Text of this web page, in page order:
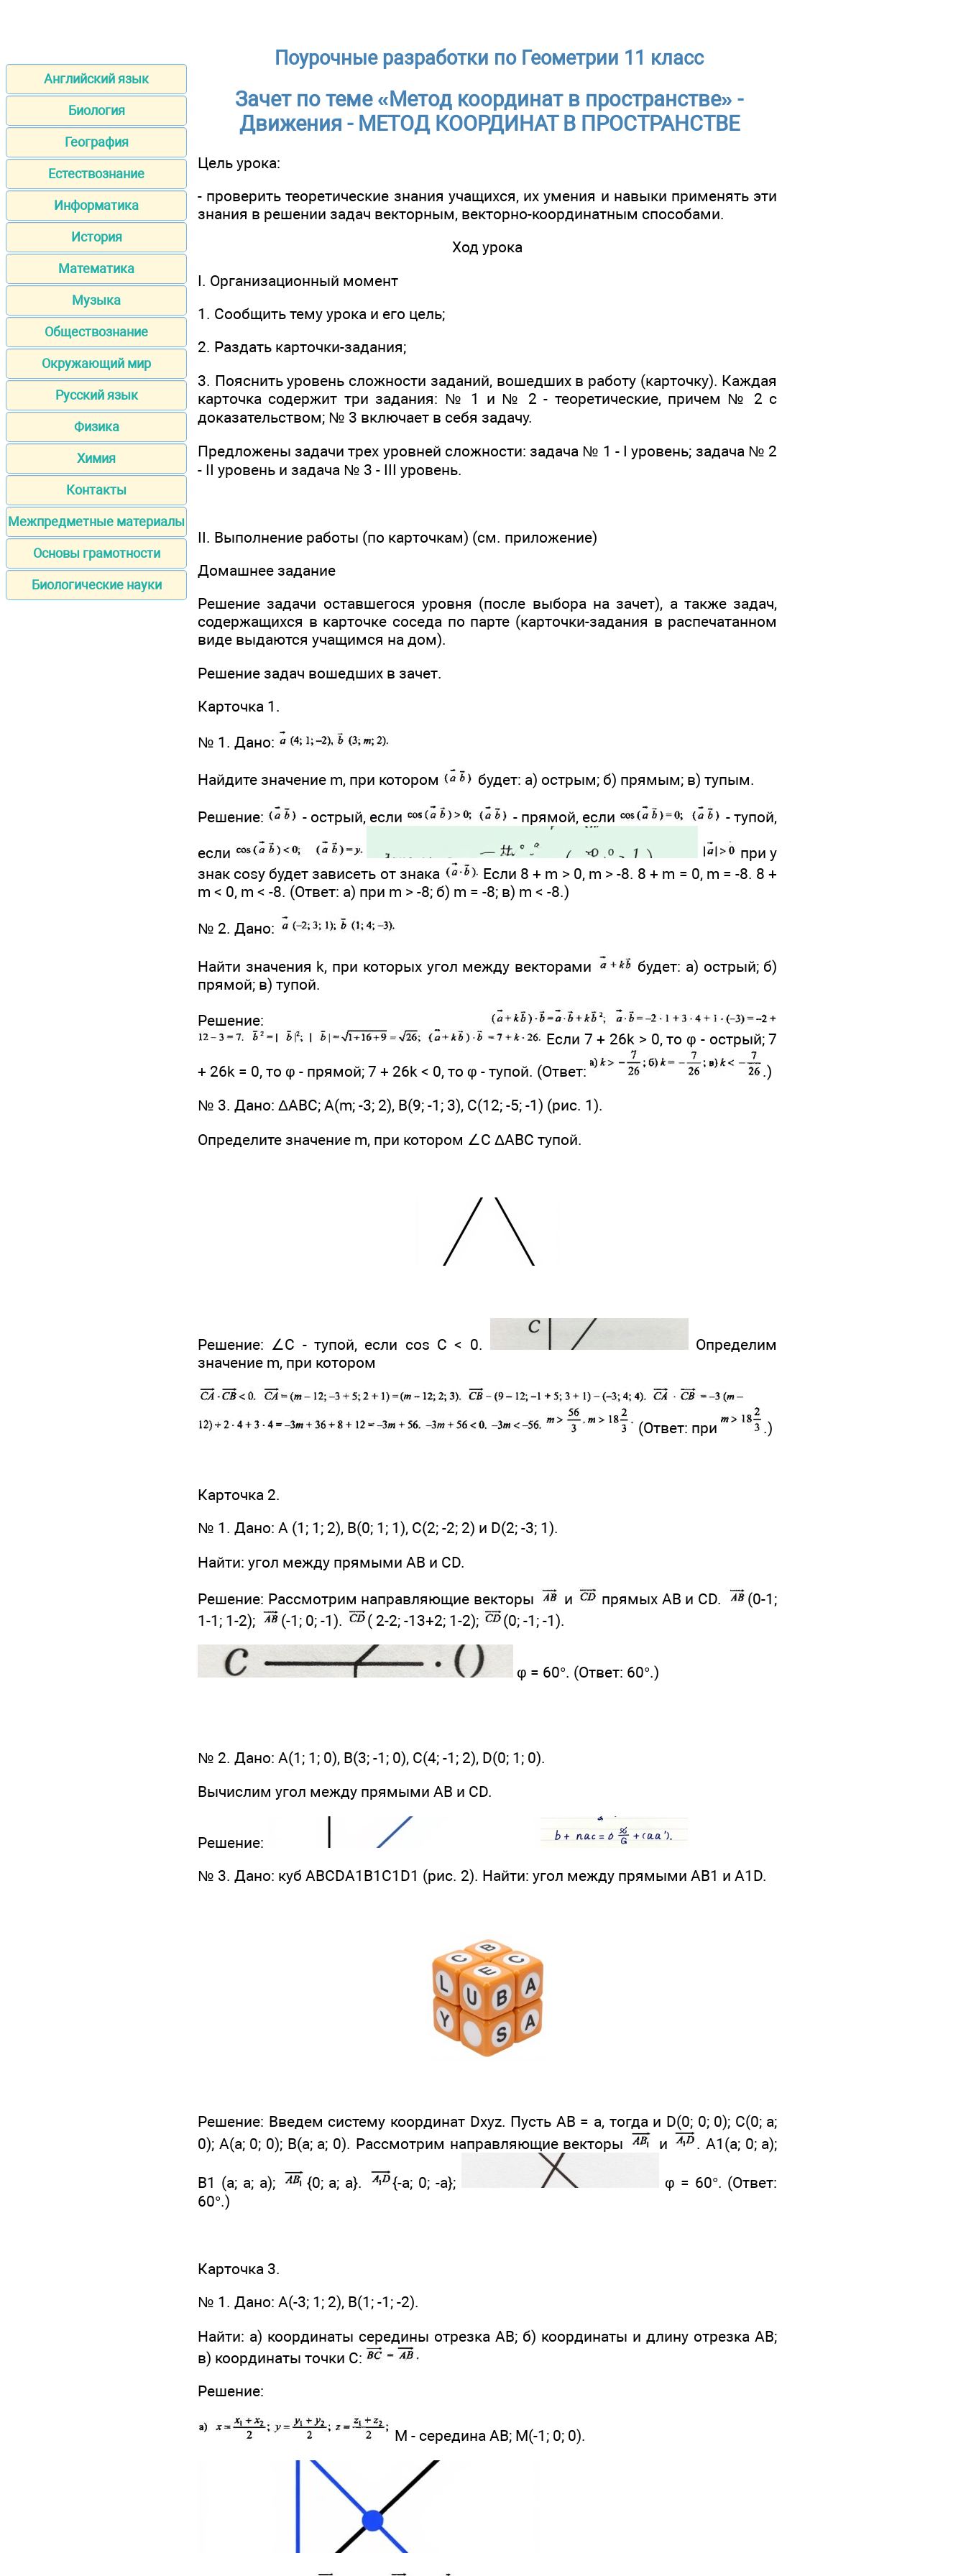
Английский язык
Биология
География
Естествознание
Информатика
История
Математика
Музыка
Обществознание
Окружающий мир
Русский язык
Физика
Химия
Контакты
Межпредметные материалы
Основы грамотности
Биологические науки
Поурочные разработки по Геометрии 11 класс
Зачет по теме «Метод координат в пространстве» -
Движения - МЕТОД КООРДИНАТ В ПРОСТРАНСТВЕ
Цель урока:
- проверить теоретические знания учащихся, их умения и навыки применять эти
знания в решении задач векторным, векторно-координатным способами.
Ход урока
I. Организационный момент
1. Сообщить тему урока и его цель;
2. Раздать карточки-задания;
3. Пояснить уровень сложности заданий, вошедших в работу (карточку). Каждая
карточка содержит три задания: № 1 и № 2 - теоретические, причем № 2 с
доказательством; № 3 включает в себя задачу.
Предложены задачи трех уровней сложности: задача № 1 - I уровень; задача № 2
- II уровень и задача № 3 - III уровень.
II. Выполнение работы (по карточкам) (см. приложение)
Домашнее задание
Решение задачи оставшегося уровня (после выбора на зачет), а также задач,
содержащихся в карточке соседа по парте (карточки-задания в распечатанном
виде выдаются учащимся на дом).
Решение задач вошедших в зачет.
Карточка 1.
№ 1. Дано:
Найдите значение m, при котором будет: а) острым; б) прямым; в) тупым.
Решение: - острый, если - прямой, если
- тупой,
если
при у
знак cosy будет зависеть от знака
Если 8 + m > 0, m > -8. 8 + m = 0, m = -8. 8 +
m < 0, m < -8. (Ответ: а) при m > -8; б) m = -8; в) m < -8.)
№ 2. Дано:
Найти значения k, при которых угол между векторами
будет: а) острый; б)
прямой; в) тупой.
Решение:
Если 7 + 26k > 0, то φ - острый; 7
+ 26k = 0, то φ - прямой; 7 + 26k < 0, то φ - тупой. (Ответ:
.)
№ 3. Дано: ΔABC; А(m; -3; 2), В(9; -1; 3), С(12; -5; -1) (рис. 1).
Определите значение m, при котором ∠С ΔАВС тупой.
Решение: ∠С - тупой, если cos С < 0.
Определим
значение m, при котором
(Ответ: при .)
Карточка 2.
№ 1. Дано: А (1; 1; 2), В(0; 1; 1), С(2; -2; 2) и D(2; -3; 1).
Найти: угол между прямыми АВ и CD.
Решение: Рассмотрим направляющие векторы и прямых АВ и CD.
(0-1;
1-1; 1-2);
(-1; 0; -1). ( 2-2; -13+2; 1-2); (0; -1; -1).
φ = 60°. (Ответ: 60°.)
№ 2. Дано: А(1; 1; 0), В(3; -1; 0), С(4; -1; 2), D(0; 1; 0).
Вычислим угол между прямыми АВ и CD.
Решение:
№ 3. Дано: куб ABCDA1B1C1D1 (рис. 2). Найти: угол между прямыми АВ1 и A1D.
Решение: Введем систему координат Dxyz. Пусть АВ = а, тогда и D(0; 0; 0); С(0; а;
0); А(а; 0; 0); В(а; а; 0). Рассмотрим направляющие векторы
и . A1(а; 0; а);
В1 (а; а; а); {0; a; a}. {-а; 0; -а};
φ = 60°. (Ответ:
60°.)
Карточка 3.
№ 1. Дано: А(-3; 1; 2), В(1; -1; -2).
Найти: а) координаты середины отрезка АВ; б) координаты и длину отрезка АВ;
в) координаты точки С:
Решение:
M - середина АВ; М(-1; 0; 0).